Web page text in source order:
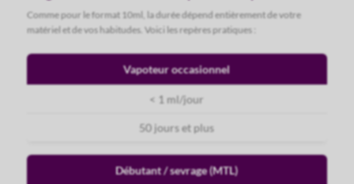
Comme pour le format 10ml, la durée dépend entièrement de votre
matériel et de vos habitudes. Voici les repères pratiques :
Vapoteur occasionnel
< 1 ml/jour
50 jours et plus
Débutant / sevrage (MTL)